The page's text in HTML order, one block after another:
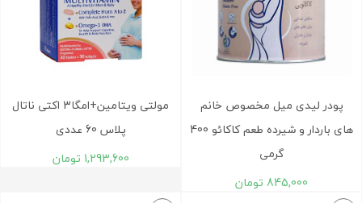
پودر لیدی میل مخصوص خانم
های باردار و شیرده طعم کاکائو 400
گرمی
845,000 تومان
مولتی ویتامین+امگا3 اکتی ناتال
پلاس 60 عددی
1,293,600 تومان